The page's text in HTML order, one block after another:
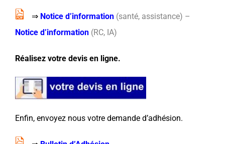
⇒ Notice d’information (santé, assistance) –
Notice d’information (RC, IA)
Réalisez votre devis en ligne.
Enfin, envoyez nous votre demande d’adhésion.